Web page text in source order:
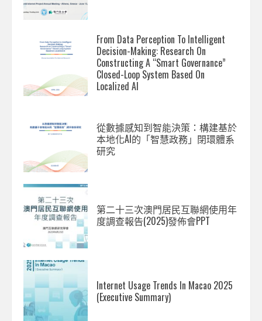
From Data Perception To Intelligent
Decision-Making: Research On
Constructing A “Smart Governance”
Closed-Loop System Based On
Localized AI
從數據感知到智能決策：構建基於
本地化AI的「智慧政務」閉環體系
研究
第二十三次澳門居民互聯網使用年
度調查報告(2025)發佈會PPT
Internet Usage Trends In Macao 2025
(Executive Summary)